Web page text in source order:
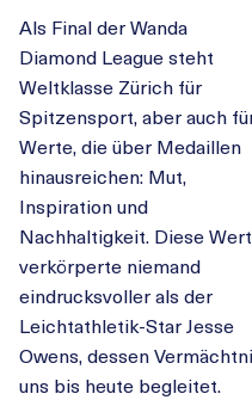
Als Final der Wanda
Diamond League steht
Weltklasse Zürich für
Spitzensport, aber auch
Werte, die über Medaillen
hinausreichen: Mut,
Inspiration und
Nachhaltigkeit. Diese
verkörperte niemand
eindrucksvoller als der
Leichtathletik-Star Jesse
Owens, dessen
uns bis heute begleitet.